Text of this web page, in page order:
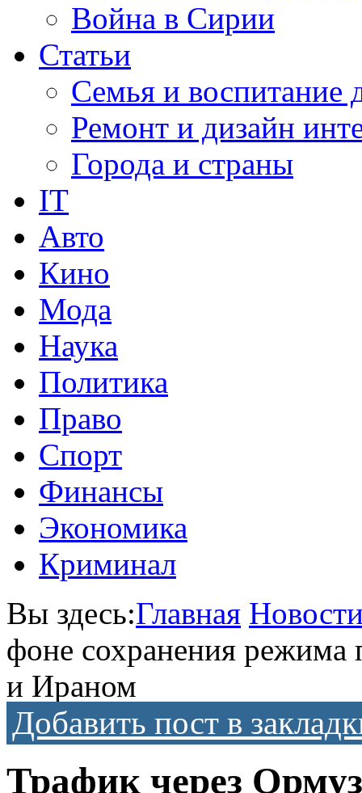
Война в Сирии
Статьи
Семья и воспитание
Ремонт и дизайн
Города и страны
IT
Авто
Кино
Мода
Наука
Политика
Право
Спорт
Финансы
Экономика
Криминал
Вы здесь:Главная
фоне сохранения
и Ираном
Добавить пост в
Трафик через